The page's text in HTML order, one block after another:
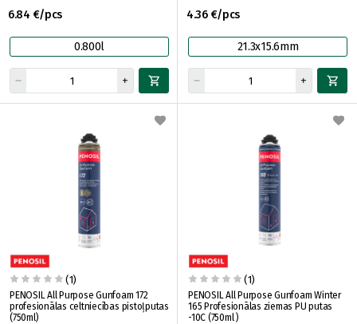
6.84 €/pcs
0.800l
4.36 €/pcs
21.3x15.6mm
(1)
PENOSIL All Purpose Gunfoam 172
profesionālas celtniecības pistoļputas
(750ml)
(1)
PENOSIL All Purpose Gunfoam Winter
165 Profesionālas ziemas PU putas
-10C (750ml )